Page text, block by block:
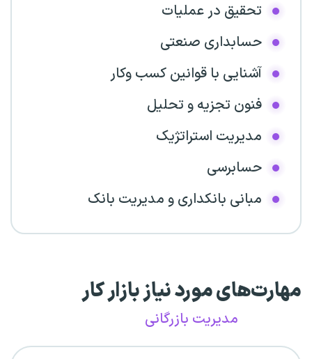
تحقیق در عملیات
حسابداری صنعتی
آشنایی با قوانین کسب وکار
فنون تجزیه و تحلیل
مدیریت استراتژیک
حسابرسی
مبانی بانکداری و مدیریت بانک
مهارت‌های مورد نیاز بازار کار
مدیریت بازرگانی